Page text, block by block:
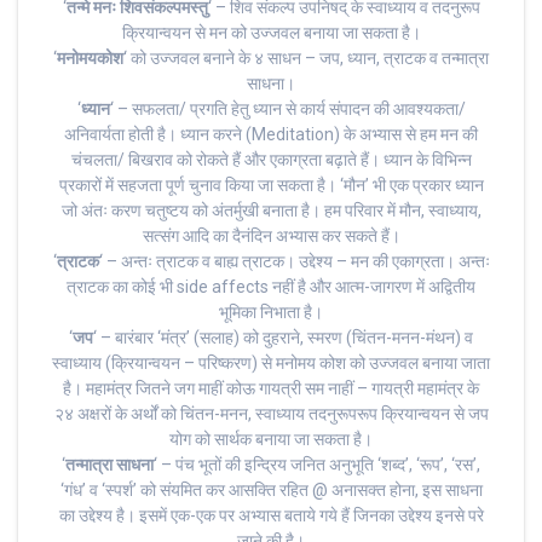
‘तन्मे मनः शिवसंकल्पमस्तु‘ – शिव संकल्प उपनिषद् के स्वाध्याय व तदनुरूप
क्रियान्वयन से मन को उज्जवल बनाया जा सकता है।
‘मनोमयकोश‘ को उज्जवल बनाने के ४ साधन – जप, ध्यान, त्राटक व तन्मात्रा
साधना।
‘ध्यान‘ – सफलता/ प्रगति हेतु ध्यान से कार्य संपादन की आवश्यकता/
अनिवार्यता होती है। ध्यान करने (Meditation) के अभ्यास से हम मन की
चंचलता/ बिखराव को रोकते हैं और एकाग्रता बढ़ाते हैं। ध्यान के विभिन्न
प्रकारों में सहजता पूर्ण चुनाव किया जा सकता है। ‘मौन’ भी एक प्रकार ध्यान
जो अंतः करण चतुष्टय को अंतर्मुखी बनाता है। हम परिवार में मौन, स्वाध्याय,
सत्संग आदि का दैनंदिन अभ्यास कर सकते हैं।
‘त्राटक‘ – अन्तः त्राटक व बाह्य त्राटक। उद्देश्य – मन की एकाग्रता। अन्तः
त्राटक का कोई भी side affects नहीं है और आत्म-जागरण में अद्वितीय
भूमिका निभाता है।
‘जप‘ – बारंबार ‘मंत्र’ (सलाह) को दुहराने, स्मरण (चिंतन-मनन-मंथन) व
स्वाध्याय (क्रियान्वयन – परिष्करण) से मनोमय कोश को उज्जवल बनाया जाता
है। महामंत्र जितने जग माहीं कोऊ गायत्री सम नाहीं – गायत्री महामंत्र के
२४ अक्षरों के अर्थों को चिंतन-मनन, स्वाध्याय तदनुरूपरूप क्रियान्वयन से जप
योग को सार्थक बनाया जा सकता है।
‘तन्मात्रा साधना‘ – पंच भूतों की इन्द्रिय जनित अनुभूति ‘शब्द’, ‘रूप’, ‘रस’,
‘गंध’ व ‘स्पर्श’ को संयमित कर आसक्ति रहित @ अनासक्त होना, इस साधना
का उद्देश्य है। इसमें एक-एक पर अभ्यास बताये गये हैं जिनका उद्देश्य इनसे परे